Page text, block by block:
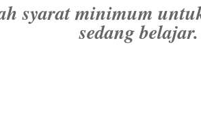
syarat minimum
sedang belajar.